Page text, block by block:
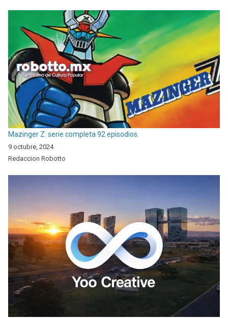
Mazinger Z: serie completa 92 episodios.
9 octubre, 2024
Redaccion Robotto